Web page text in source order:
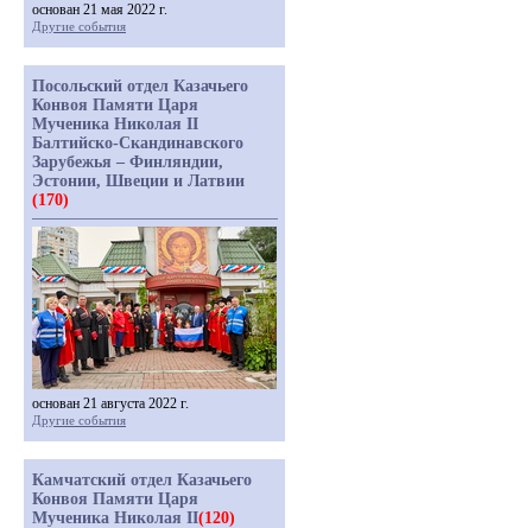
основан 21 мая 2022 г.
Другие события
Посольский отдел Казачьего
Конвоя Памяти Царя
Мученика Николая II
Балтийско-Скандинавского
Зарубежья – Финляндии,
Эстонии, Швеции и Латвии
(170)
основан 21 августа 2022 г.
Другие события
Камчатский отдел Казачьего
Конвоя Памяти Царя
Мученика Николая II(120)